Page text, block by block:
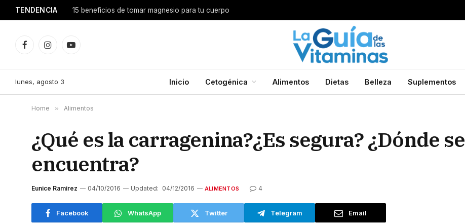
TENDENCIA ¿Por qué dan calambres en las piernas y qué es bueno para quitarlos?
FacebookInstagramYouTube
lunes, agosto 3 Inicio Cetogénica Alimentos Dietas Belleza Suplementos
Home » Alimentos
¿Qué es la carragenina?¿Es segura? ¿Dónde se
encuentra?
Eunice Ramirez 04/10/2016 Updated: 04/12/2016 ALIMENTOS 4
Facebook WhatsApp Twitter Telegram Email